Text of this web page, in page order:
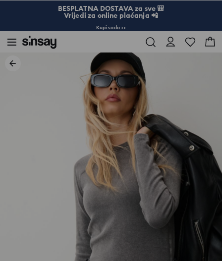
BESPLATNA DOSTAVA za sve 🎒
Vrijedi za online plaćanja 📲
Kupi sada >>